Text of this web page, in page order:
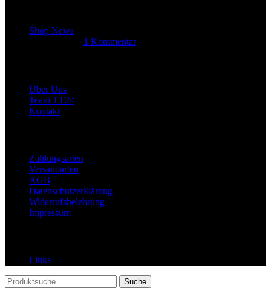
Shop News
1 Kommentar
Über Uns
Team TT24
Kontakt
Zahlungsarten
Versandarten
AGB
Datenschutzerklärung
Widerrufsbelehrung
Impressum
Links
Suche